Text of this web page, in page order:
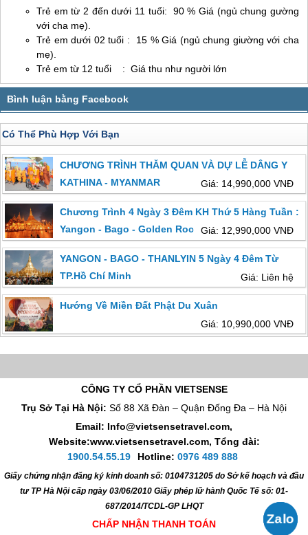
Trẻ em từ 2 đến dưới 11 tuổi: 90 % Giá (ngủ chung gường
với cha mẹ).
Trẻ em dưới 02 tuổi : 15 % Giá (ngủ chung giường với cha
mẹ).
Trẻ em từ 12 tuổi : Giá thu như người lớn
Có Thể Phù Hợp Với Bạn
CHƯƠNG TRÌNH THĂM QUAN VÀ DỰ LỄ DÂNG Y
KATHINA - MYANMAR
Giá: 14,990,000 VNĐ
Chương Trình 4 Ngày 3 Đêm KH Thứ 5 Hàng Tuần :
Yangon - Bago - Golden Rock
Giá: 12,990,000 VNĐ
YANGON - BAGO - THANLYIN 5 Ngày 4 Đêm Từ
TP.Hồ Chí Minh
Giá: Liên hệ
Hướng Về Miền Đất Phật Du Xuân
Giá: 10,990,000 VNĐ
CÔNG TY CỔ PHẦN VIETSENSE
Trụ Sở Tại Hà Nội: Số 88 Xã Đàn – Quận Đống Đa – Hà Nội
Email: Info@vietsensetravel.com,
Website:www.vietsensetravel.com, Tổng đài:
1900.54.55.19
Hotline: 0976 489 888
Giấy chứng nhận đăng ký kinh doanh số: 0104731205 do Sở kế hoạch và đầu
tư TP Hà Nội cấp ngày 03/06/2010 Giấy phép lữ hành Quốc Tế số: 01-
687/2014/TCDL-GP LHQT
CHẤP NHẬN THANH TOÁN